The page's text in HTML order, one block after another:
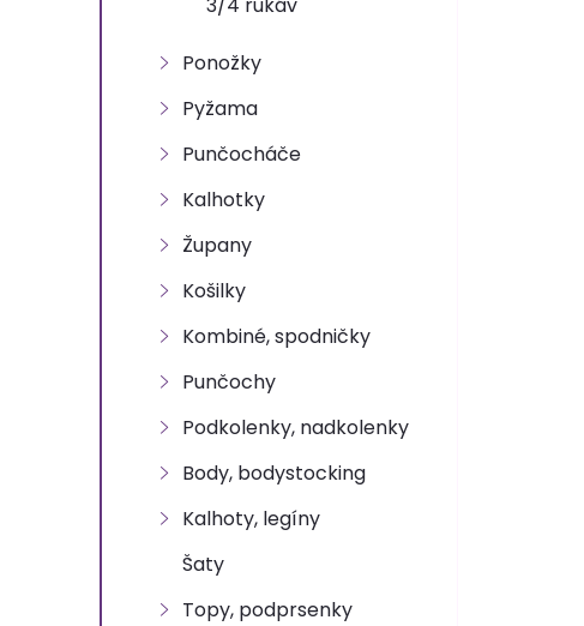
Ponožky
Pyžama
Punčocháče
Kalhotky
Župany
Košilky
Kombiné, spodničky
Punčochy
Podkolenky, nadkolenky
Body, bodystocking
Kalhoty, legíny
Šaty
Topy, podprsenky